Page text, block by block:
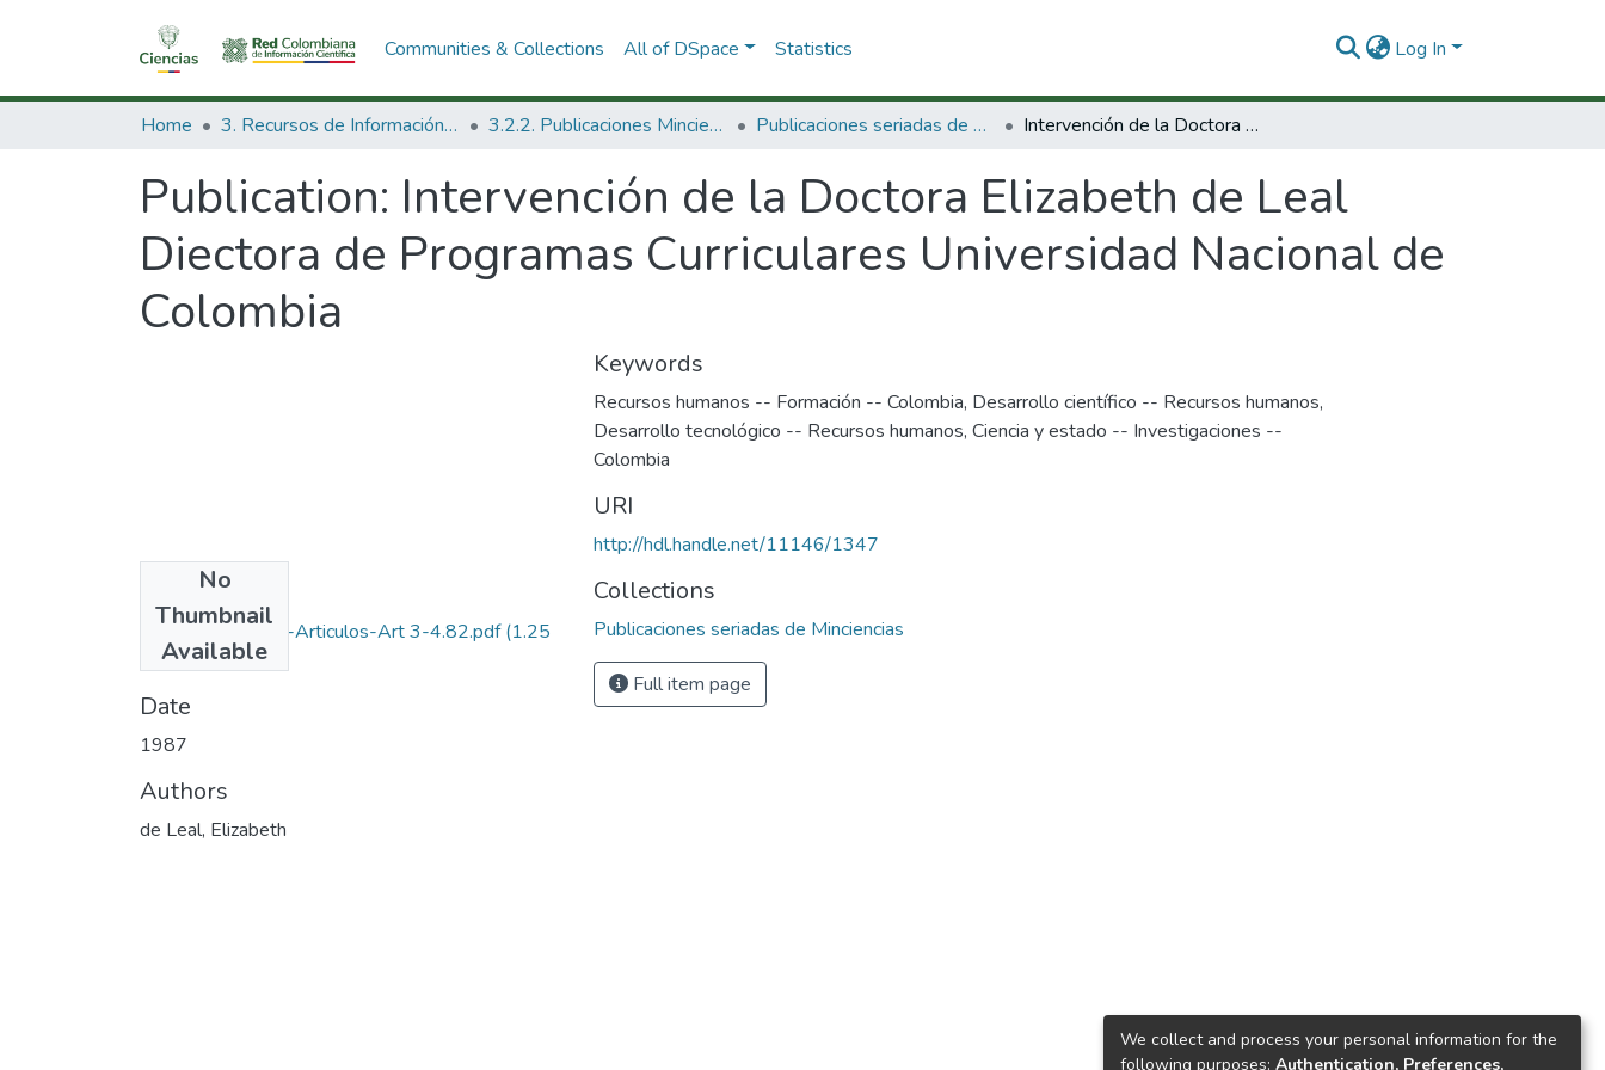
Communities & Collections All of DSpace Statistics Log In
Home 3. Recursos de Información Científica y Tecnológica 3.2.2. Publicaciones Minciencias Publicaciones seriadas de Minciencias Intervención de la Doctora Elizabeth de Leal Diectora de Programas Curriculares Universidad Nacional de Colombia
Publication: Intervención de la Doctora Elizabeth de Leal
Diectora de Programas Curriculares Universidad Nacional de
Colombia
No
Thumbnail
Available
1987-V11-N3-4-Articulos-Art 3-4.82.pdf(1.25
MB)
Date
1987
Authors
de Leal, Elizabeth
Keywords
Recursos humanos -- Formación -- Colombia, Desarrollo científico -- Recursos humanos,
Desarrollo tecnológico -- Recursos humanos, Ciencia y estado -- Investigaciones --
Colombia
URI
http://hdl.handle.net/11146/1347
Collections
Publicaciones seriadas de Minciencias
Full item page
We collect and process your personal information for the
following purposes: Authentication, Preferences,